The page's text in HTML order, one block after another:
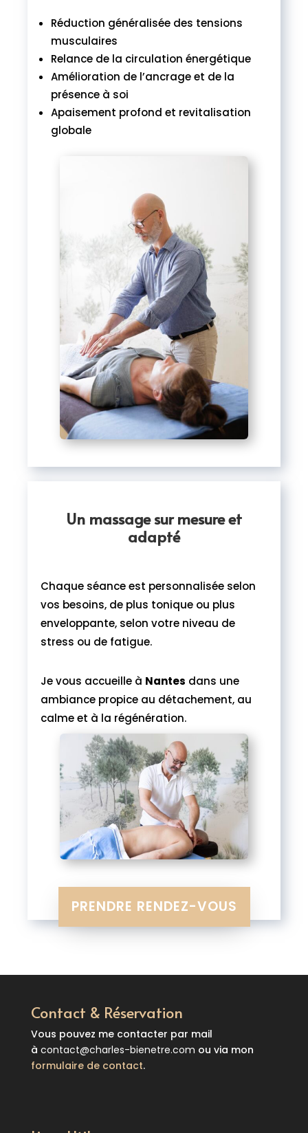
Réduction généralisée des tensions
musculaires
Relance de la circulation énergétique
Amélioration de l’ancrage et de la
présence à soi
Apaisement profond et revitalisation
globale
Un massage sur mesure et
adapté
Chaque séance est personnalisée selon
vos besoins, de plus tonique ou plus
enveloppante, selon votre niveau de
stress ou de fatigue.
Je vous accueille à Nantes dans une
ambiance propice au détachement, au
calme et à la régénération.
PRENDRE RENDEZ-VOUS
Contact & Réservation
Vous pouvez me contacter par mail
à contact@charles-bienetre.com ou via mon
formulaire de contact.